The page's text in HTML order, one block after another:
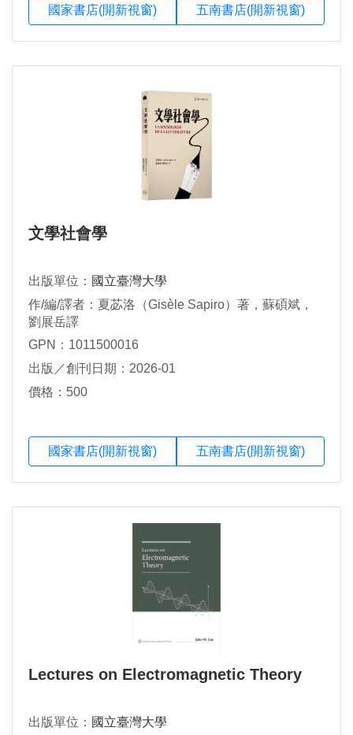
國家書店(開新視窗) 五南書店(開新視窗)
文學社會學
出版單位： 國立臺灣大學
作/編/譯者：夏苾洛（Gisèle Sapiro）著，蘇碩斌，
劉展岳譯
GPN：1011500016
出版／創刊日期：2026-01
價格：500
國家書店(開新視窗) 五南書店(開新視窗)
Lectures on Electromagnetic Theory
出版單位： 國立臺灣大學